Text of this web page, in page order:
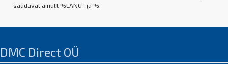
saadaval ainult %LANG : ja %.
DMC Direct OÜ